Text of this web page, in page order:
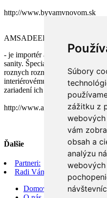
Súbory
zážitku z
vám
obsah a
analýzu
http://www.byvamvnovom.sk
AMSADEER
- je importér a predajca
sanity. Špecializujú sa na všetky
roznych rozmerov a farebnych
interiérovému dizajnu a vedia
zariadení ich interiéru.
http://www.amsadeer.sk/
Ďalšie
Partneri:
Radi Vám poskytneme:
Domov